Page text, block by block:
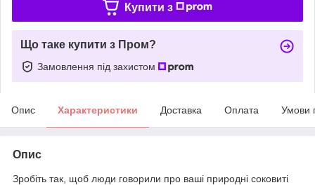
Купити з
Що таке купити з Пром?
Замовлення під захистом
Опис Характеристики Доставка Оплата Умови
Опис
Зробіть так, щоб люди говорили про ваші природні соковиті